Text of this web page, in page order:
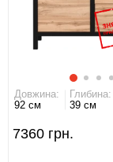
Довжина:
92 см
Глибина:
39 см
7360 грн.